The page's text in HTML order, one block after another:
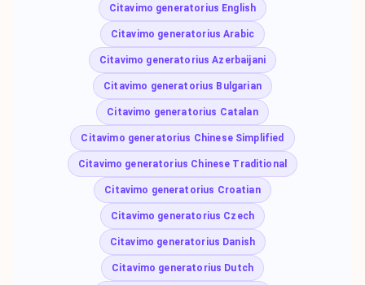
Citavimo generatorius English
Citavimo generatorius Arabic
Citavimo generatorius Azerbaijani
Citavimo generatorius Bulgarian
Citavimo generatorius Catalan
Citavimo generatorius Chinese Simplified
Citavimo generatorius Chinese Traditional
Citavimo generatorius Croatian
Citavimo generatorius Czech
Citavimo generatorius Danish
Citavimo generatorius Dutch